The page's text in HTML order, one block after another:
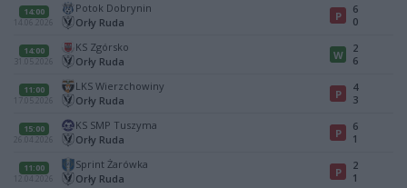
14:00
14.06.2026
Potok Dobrynin
Orły Ruda
P
6
0
14:00
31.05.2026
KS Zgórsko
Orły Ruda
W
2
6
11:00
17.05.2026
LKS Wierzchowiny
Orły Ruda
P
4
3
15:00
26.04.2026
KS SMP Tuszyma
Orły Ruda
P
6
1
11:00
12.04.2026
Sprint Żarówka
Orły Ruda
P
2
1